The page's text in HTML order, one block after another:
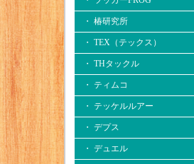
・ 椿研究所
・ TEX（テックス）
・ THタックル
・ ティムコ
・ テッケルルアー
・ デプス
・ デュエル